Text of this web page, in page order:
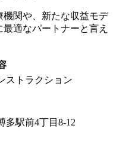
関や、新たな収益モデ
適なパートナーと言え
ストラクション
多駅前4丁目8-12